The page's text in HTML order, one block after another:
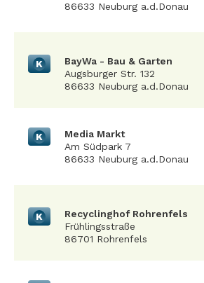
86633 Neuburg a.d.Donau
K
BayWa - Bau & Garten
Augsburger Str. 132
86633 Neuburg a.d.Donau
K
Media Markt
Am Südpark 7
86633 Neuburg a.d.Donau
K
Recyclinghof Rohrenfels
Frühlingsstraße
86701 Rohrenfels